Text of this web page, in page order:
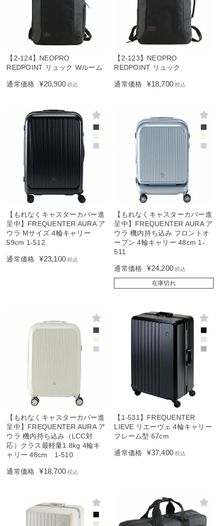
【2-124】NEOPRO
REDPOINT リュック Wルーム
通常価格 ¥20,900 税込
【2-123】NEOPRO
REDPOINT リュック
通常価格 ¥18,700 税込
【もれなくキャスターカバー進
呈中】FREQUENTER AURA ア
ウラ Mサイズ 4輪キャリー
59cm 1-512
通常価格 ¥23,100 税込
【もれなくキャスターカバー進
呈中】FREQUENTER AURA ア
ウラ 機内持ち込み フロントオ
ープン 4輪キャリー 48cm 1-
511
通常価格 ¥24,200 税込
在庫切れ
【もれなくキャスターカバー進
呈中】FREQUENTER AURA ア
ウラ 機内持ち込み（LCC対
応）クラス最軽量1.8kg 4輪キ
ャリー 48cm 1-510
通常価格 ¥18,700 税込
【1-531】FREQUENTER
LIEVE リエーヴェ 4輪キャリー
フレーム型 67cm
通常価格 ¥37,400 税込